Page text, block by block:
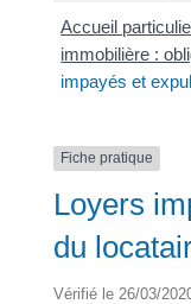
Accueil
immobilière :
impayés et
Fiche pratique
Loyers
du
Vérifié le 26/03/